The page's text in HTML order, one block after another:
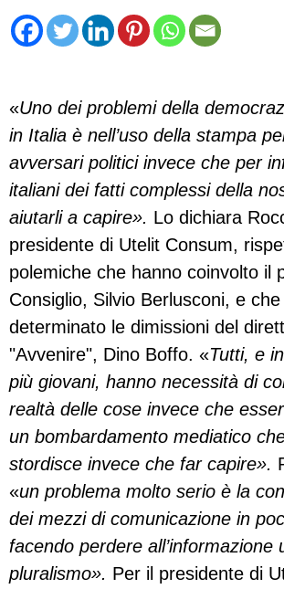
«Uno dei problemi della
in Italia è nell’uso della stampa
avversari politici invece che per
italiani dei fatti complessi della
aiutarli a capire». Lo dichiara
presidente di Utelit Consum,
polemiche che hanno coinvolto il
Consiglio, Silvio Berlusconi, e
determinato le dimissioni del
"Avvenire", Dino Boffo. «Tutti, e
più giovani, hanno necessità di
realtà delle cose invece che
un bombardamento mediatico
stordisce invece che far capire».
«un problema molto serio è la
dei mezzi di comunicazione in
facendo perdere all’informazione
pluralismo». Per il presidente di